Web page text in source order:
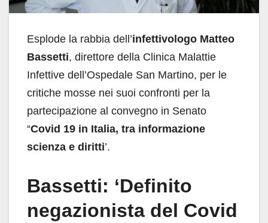
Esplode la rabbia dell’infettivologo Matteo
Bassetti, direttore della Clinica Malattie
Infettive dell’Ospedale San Martino, per le
critiche mosse nei suoi confronti per la
partecipazione al convegno in Senato
“Covid 19 in Italia, tra informazione
scienza e diritti’.
Bassetti: ‘Definito
negazionista del Covid